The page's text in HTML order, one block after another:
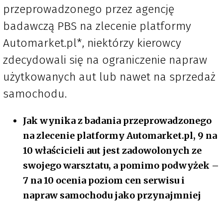
przeprowadzonego przez agencję
badawczą PBS na zlecenie platformy
Automarket.pl*, niektórzy kierowcy
zdecydowali się na ograniczenie napraw
użytkowanych aut lub nawet na sprzedaż
samochodu.
Jak wynika z badania przeprowadzonego
na zlecenie platformy Automarket.pl, 9 na
10 właścicieli aut jest zadowolonych ze
swojego warsztatu, a pomimo podwyżek –
7 na 10 ocenia poziom cen serwisu i
napraw samochodu jako przynajmniej